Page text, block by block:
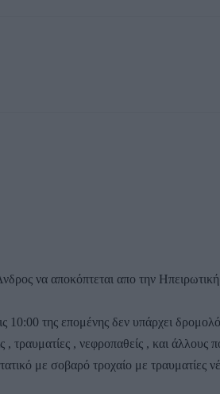
να αποκόπτεται απο την
10:00 της επομένης δεν υπάρχει
, τραυματίες , νεφροπαθείς , και άλλους
με σοβαρό τροχαίο με τραυματίες